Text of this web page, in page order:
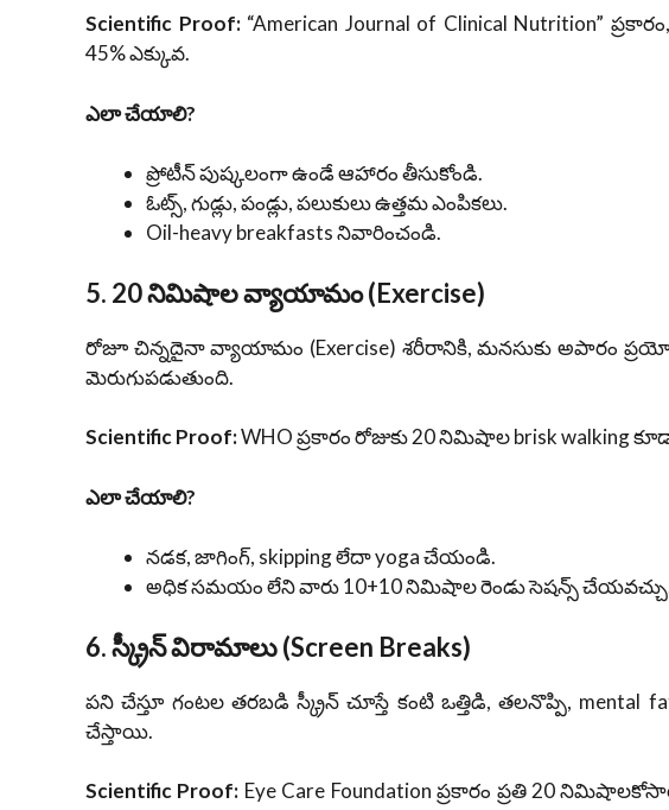
Scientific Proof:“American Journal of Clinical Nutrition”
45% ఎక్కువ.
ఎలా చేయాలి?
ప్రోటీన్‌ పుష్కలంగా ఉండే ఆహారం తీసుకోండి.
ఓట్స్, గుడ్లు, పండ్లు, పలుకులు ఉత్తమ ఎంపికలు.
Oil-heavy breakfasts నివారించండి.
5. 20 నిమిషాల వ్యాయామం (Exercise)
రోజూ చిన్నదైనా వ్యాయామం (Exercise) శరీరానికి, మనసుకు అపారం
మెరుగుపడుతుంది.
Scientific Proof:WHO ప్రకారం రోజుకు 20 నిమిషాల brisk walking
ఎలా చేయాలి?
నడక, జాగింగ్, skipping లేదా yoga చేయండి.
అధిక సమయం లేని వారు 10+10 నిమిషాల రెండు సెషన్స్
6. స్క్రీన్ విరామాలు (Screen Breaks)
పని చేస్తూ గంటల తరబడి స్క్రీన్ చూస్తే కంటి ఒత్తిడి, తలనొప్పి, mental
చేస్తాయి.
Scientific Proof: Eye Care Foundation ప్రకారం ప్రతి 20